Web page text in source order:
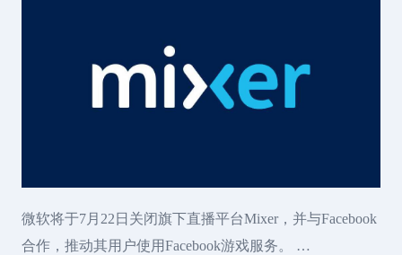
微软将于7月22日关闭旗下直播平台Mixer，并与Facebook
合作，推动其用户使用Facebook游戏服务。 …